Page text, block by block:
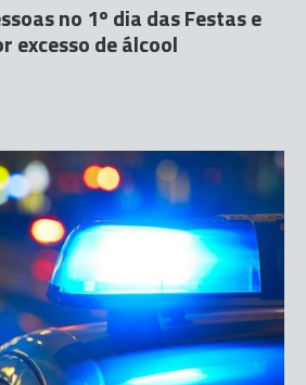
no 1º dia das Festas e
excesso de álcool